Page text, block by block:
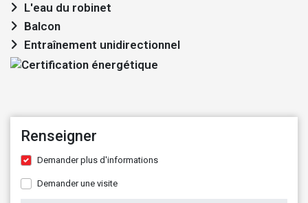
L'eau du robinet
Balcon
Entraînement unidirectionnel
Renseigner
Demander plus d'informations
Demander une visite